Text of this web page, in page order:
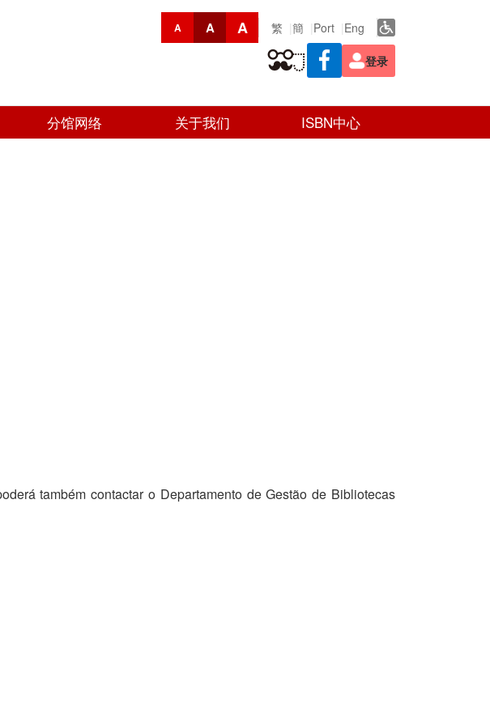
A A A 繁 簡 Port Eng
登录
分馆网络 关于我们 ISBN中心
também contactar o Departamento de Gestão de Bibliotecas